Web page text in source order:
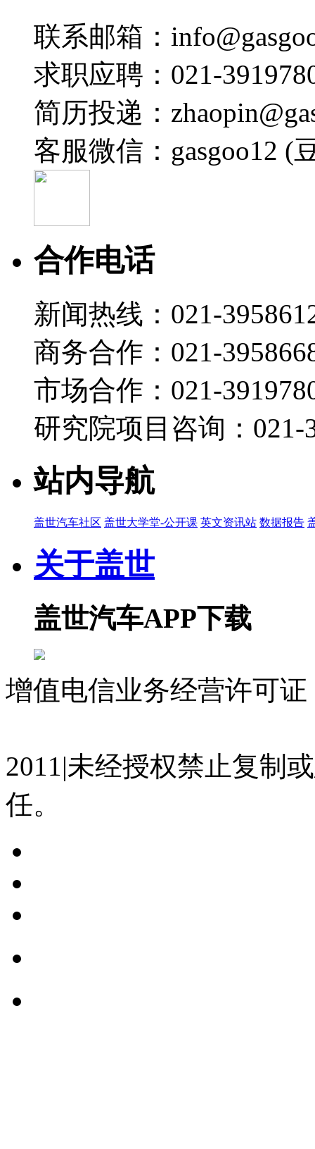
联系邮箱：
求职应聘：021-
简历投递：
客服微信：gasgoo12 (
合作电话
新闻热线：021-
商务合作：021-
市场合作：021-
研究院项目咨询：021-
站内导航
盖世汽车社区 盖世大学堂-公开课 英文资讯站 数据报告
关于盖世
盖世汽车APP下载
增值电信业务经营许可
2011|未经授权禁止复制
任。